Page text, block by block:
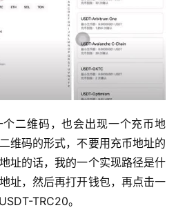
二维码，也会出现一个充币地
维码的形式，不要用充币地址的
址的话，我的一个实现路径是什
址，然后再打开钱包，再点击一
TRC20。